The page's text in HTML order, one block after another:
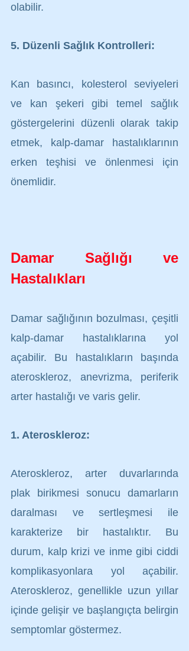
olabilir.
5. Düzenli Sağlık Kontrolleri:
Kan basıncı, kolesterol seviyeleri
ve kan şekeri gibi temel sağlık
göstergelerini düzenli olarak takip
etmek, kalp-damar hastalıklarının
erken teşhisi ve önlenmesi için
önemlidir.
Damar Sağlığı ve
Hastalıkları
Damar sağlığının bozulması, çeşitli
kalp-damar hastalıklarına yol
açabilir. Bu hastalıkların başında
ateroskleroz, anevrizma, periferik
arter hastalığı ve varis gelir.
1. Ateroskleroz:
Ateroskleroz, arter duvarlarında
plak birikmesi sonucu damarların
daralması ve sertleşmesi ile
karakterize bir hastalıktır. Bu
durum, kalp krizi ve inme gibi ciddi
komplikasyonlara yol açabilir.
Ateroskleroz, genellikle uzun yıllar
içinde gelişir ve başlangıçta belirgin
semptomlar göstermez.